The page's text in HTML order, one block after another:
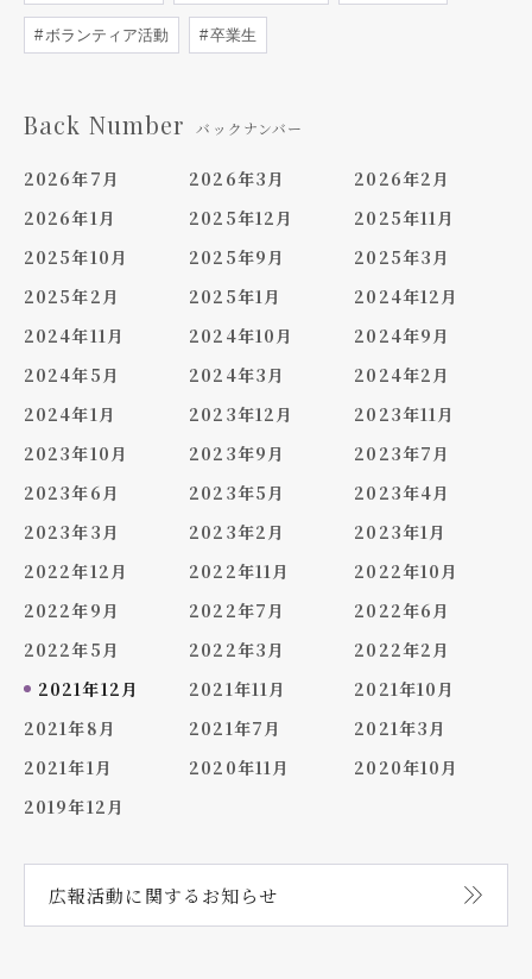
ボランティア活動 卒業生
Back Number バックナンバー
2026年7月 2026年3月
2026年2月
2026年1月
2025年12月
2025年11月
2025年10月
2025年9月
2025年3月
2025年2月
2025年1月
2024年12月
2024年11月
2024年10月
2024年9月
2024年5月
2024年3月
2024年2月
2024年1月
2023年12月
2023年11月
2023年10月
2023年9月
2023年7月
2023年6月
2023年5月
2023年4月
2023年3月
2023年2月
2023年1月
2022年12月
2022年11月
2022年10月
2022年9月
2022年7月
2022年6月
2022年5月
2022年3月
2022年2月
2021年12月
2021年11月
2021年10月
2021年8月
2021年7月
2021年3月
2021年1月
2020年11月
2020年10月
2019年12月
広報活動に関する お知らせ